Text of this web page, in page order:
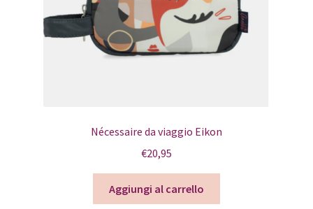
Nécessaire da viaggio Eikon
€20,95
Aggiungi al carrello